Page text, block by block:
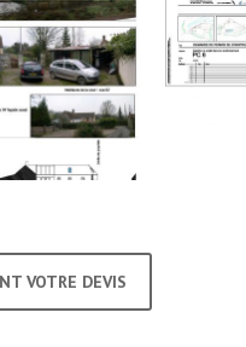
VOTRE DEVIS